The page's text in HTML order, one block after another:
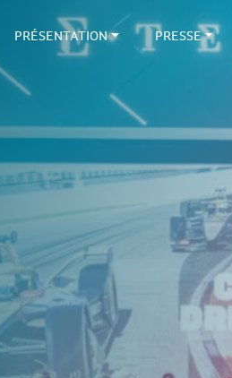
PRÉSENTATION PRESSE